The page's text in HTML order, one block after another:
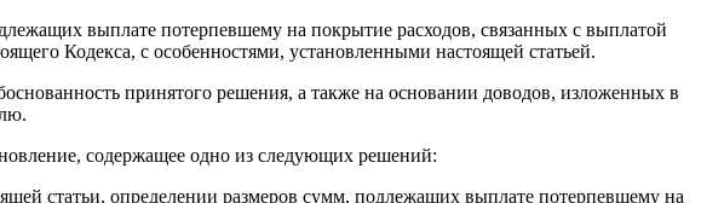
выплате потерпевшему на покрытие расходов, связанных с выплатой
Кодекса, с особенностями, установленными настоящей статьей.
принятого решения, а также на основании доводов, изложенных в
содержащее одно из следующих решений:
статьи, определении размеров сумм, подлежащих выплате потерпевшему на